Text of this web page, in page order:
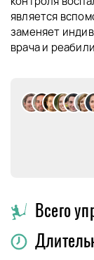
является
заменяет
врача и
Всего